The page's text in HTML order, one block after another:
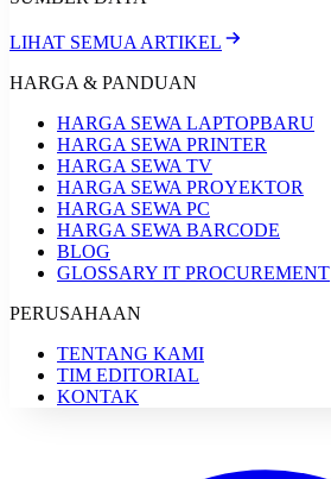
LIHAT SEMUA ARTIKEL
HARGA & PANDUAN
HARGA SEWA LAPTOPBARU
HARGA SEWA PRINTER
HARGA SEWA TV
HARGA SEWA PROYEKTOR
HARGA SEWA PC
HARGA SEWA BARCODE
BLOG
GLOSSARY IT PROCUREMENT
PERUSAHAAN
TENTANG KAMI
TIM EDITORIAL
KONTAK